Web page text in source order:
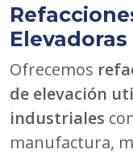
Elevadoras
Ofrecemos
de elevación
industriales
manufactura,